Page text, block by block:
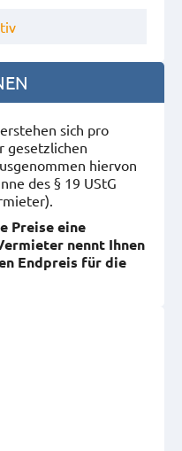
sich pro
gesetzlichen
hiervon
des § 19 UStG
Preise eine
nennt Ihnen
Endpreis für die